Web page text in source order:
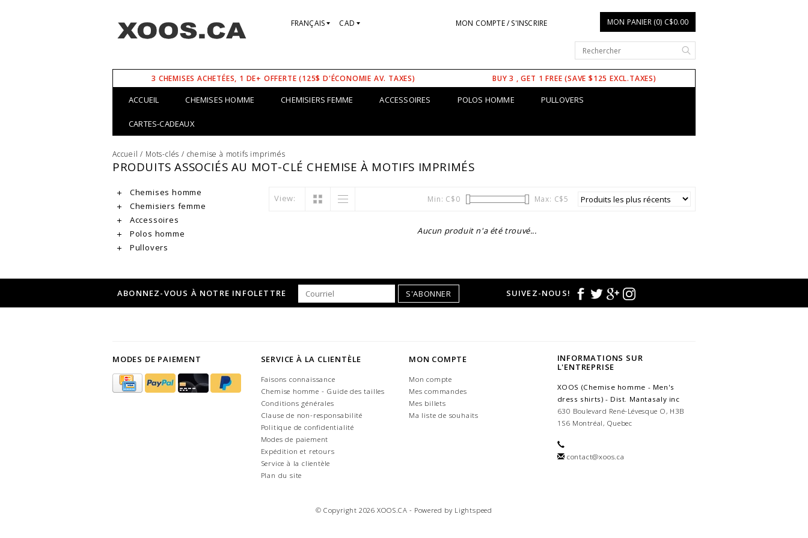
FRANÇAIS CAD MON COMPTE / S'INSCRIRE MON PANIER (0) C$0.00
3 CHEMISES ACHETÉES, 1 DE+ OFFERTE (125$ D'ÉCONOMIE AV. TAXES) BUY 3 , GET 1 FREE (SAVE $125 EXCL.TAXES)
ACCUEIL CHEMISES HOMME CHEMISIERS FEMME ACCESSOIRES POLOS HOMME PULLOVERS
CARTES-CADEAUX
Accueil / Mots-clés / chemise à motifs imprimés
PRODUITS ASSOCIÉS AU MOT-CLÉ CHEMISE À MOTIFS IMPRIMÉS
Chemises homme
Chemisiers femme
Accessoires
Polos homme
Pullovers
View: Min: C$0 Max: C$5
Aucun produit n'a été trouvé...
ABONNEZ-VOUS À NOTRE INFOLETTRE S'ABONNER SUIVEZ-NOUS!
MODES DE PAIEMENT SERVICE À LA CLIENTÈLE
Faisons connaissance
Chemise homme - Guide des tailles
Conditions générales
Clause de non-responsabilité
Politique de confidentialité
Modes de paiement
Expédition et retours
Service à la clientèle
Plan du site
MON COMPTE
Mon compte
Mes commandes
Mes billets
Ma liste de souhaits
INFORMATIONS SUR
L'ENTREPRISE
XOOS (Chemise homme - Men's
dress shirts) - Dist. Mantasaly inc
630 Boulevard René-Lévesque O, H3B
1S6 Montréal, Quebec
contact@xoos.ca
© Copyright 2026 XOOS.CA - Powered by Lightspeed